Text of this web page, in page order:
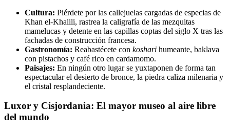
Cultura: Piérdete por las callejuelas cargadas de especias de
Khan el-Khalili, rastrea la caligrafía de las mezquitas
mamelucas y detente en las capillas coptas del siglo X tras las
fachadas de construcción francesa.
Gastronomía: Reabastécete con koshari humeante, baklava
con pistachos y café rico en cardamomo.
Paisajes: En ningún otro lugar se yuxtaponen de forma tan
espectacular el desierto de bronce, la piedra caliza milenaria y
el cristal resplandeciente.
Luxor y Cisjordania: El mayor museo al aire libre
del mundo